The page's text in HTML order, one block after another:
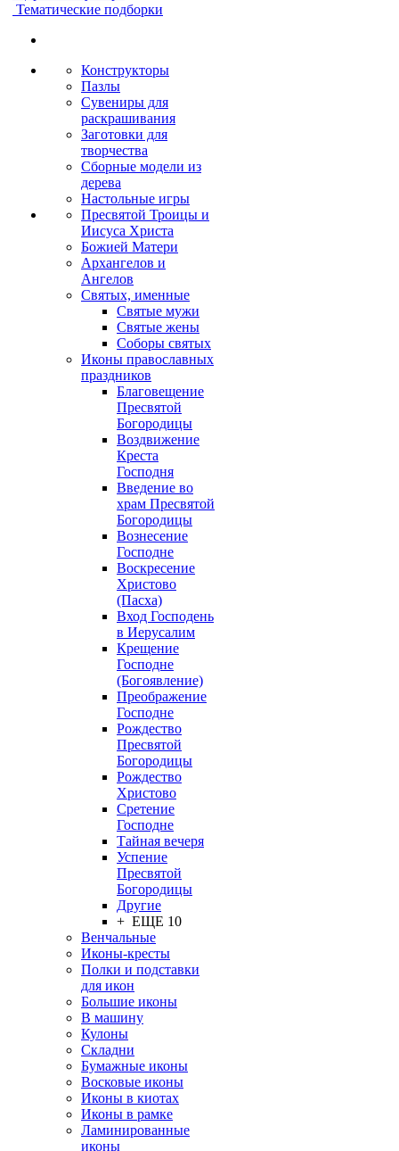
Тематические подборки
Конструкторы
Пазлы
Сувениры для
раскрашивания
Заготовки для
творчества
Сборные модели из
дерева
Настольные игры
Пресвятой Троицы и
Иисуса Христа
Божией Матери
Архангелов и
Ангелов
Святых, именные
Святые мужи
Святые жены
Соборы святых
Иконы православных
праздников
Благовещение
Пресвятой
Богородицы
Воздвижение
Креста
Господня
Введение во
храм Пресвятой
Богородицы
Вознесение
Господне
Воскресение
Христово
(Пасха)
Вход Господень
в Иерусалим
Крещение
Господне
(Богоявление)
Преображение
Господне
Рождество
Пресвятой
Богородицы
Рождество
Христово
Сретение
Господне
Тайная вечеря
Успение
Пресвятой
Богородицы
Другие
+ ЕЩЕ 10
Венчальные
Иконы-кресты
Полки и подставки
для икон
Большие иконы
В машину
Кулоны
Складни
Бумажные иконы
Восковые иконы
Иконы в киотах
Иконы в рамке
Ламинированные
иконы